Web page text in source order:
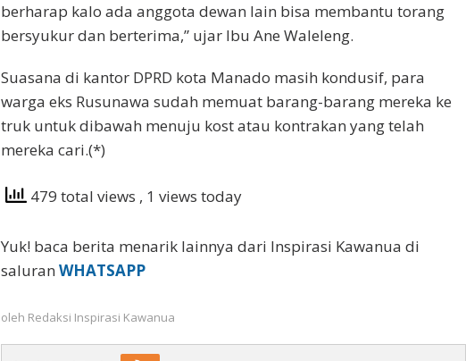
berharap kalo ada anggota dewan lain bisa membantu torang
bersyukur dan berterima,” ujar Ibu Ane Waleleng.
Suasana di kantor DPRD kota Manado masih kondusif, para
warga eks Rusunawa sudah memuat barang-barang mereka ke
truk untuk dibawah menuju kost atau kontrakan yang telah
mereka cari.(*)
479 total views , 1 views today
Yuk! baca berita menarik lainnya dari Inspirasi Kawanua di
saluran WHATSAPP
oleh Redaksi Inspirasi Kawanua